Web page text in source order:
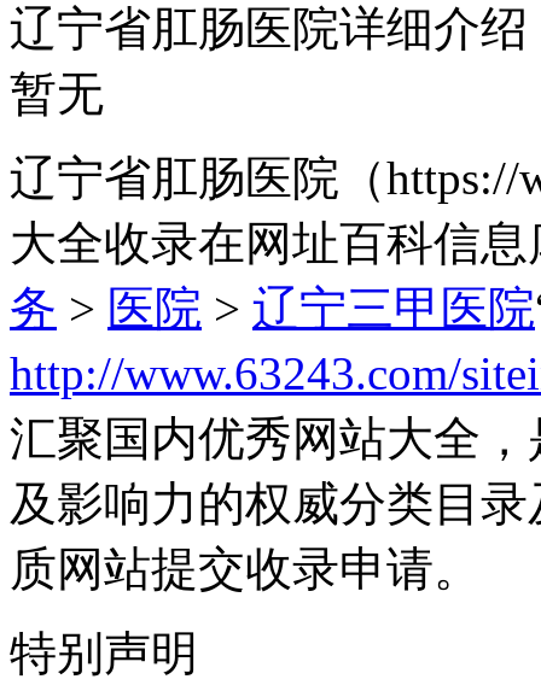
辽宁省肛肠医院详细介绍
暂无
辽宁省肛肠医院（https://
大全收录在网址百科信
务 > 医院 > 辽宁三甲医院
http://www.63243.com/
汇聚国内优秀网站大全
及影响力的权威分类目
质网站提交收录申请。
特别声明